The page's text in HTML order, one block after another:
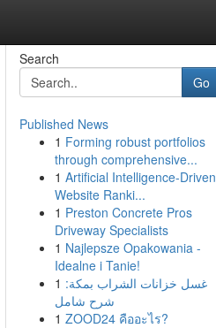
Search
Go
Published News
1 Forming robust portfolios
through comprehensive...
1 Artificial Intelligence-Driven
Website Ranki...
1 Preston Concrete Pros
Driveway Specialists
1 Najlepsze Opakowania -
Idealne i Tanie!
1 غسل خزانات الشراب بمكة:
شرح شامل
1 ZOOD24 คืออะไร?